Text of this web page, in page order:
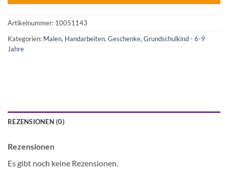
Artikelnummer: 10051143
Kategorien: Malen, Handarbeiten, Geschenke, Grundschulkind - 6-9
Jahre
REZENSIONEN (0)
Rezensionen
Es gibt noch keine Rezensionen.